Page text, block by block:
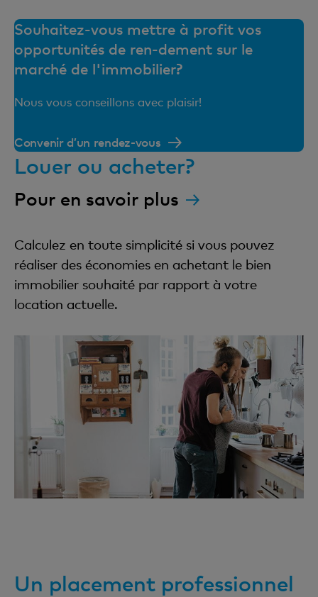
Souhaitez-vous mettre à profit vos
opportunités de ren-dement sur le
marché de l'immobilier?
Nous vous conseillons avec plaisir!
Convenir d’un rendez-vous
Louer ou acheter?
Pour en savoir plus
Calculez en toute simplicité si vous pouvez
réaliser des économies en achetant le bien
immobilier souhaité par rapport à votre
location actuelle.
Un placement professionnel